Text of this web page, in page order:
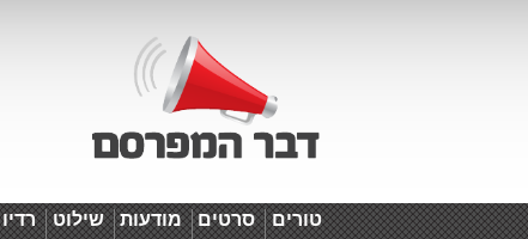
טורים סרטים מודעות שילוט רדיו